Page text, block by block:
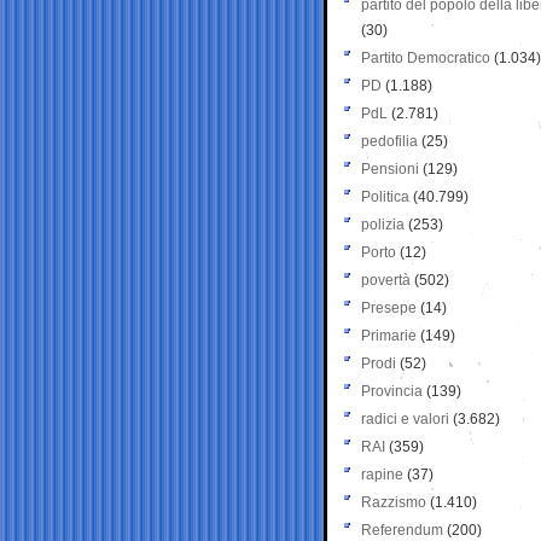
partito del popolo della
(30)
Partito Democratico (1.034)
PD (1.188)
PdL (2.781)
pedofilia (25)
Pensioni (129)
Politica (40.799)
polizia (253)
Porto (12)
povertà (502)
Presepe (14)
Primarie (149)
Prodi (52)
Provincia (139)
radici e valori (3.682)
RAI (359)
rapine (37)
Razzismo (1.410)
Referendum (200)